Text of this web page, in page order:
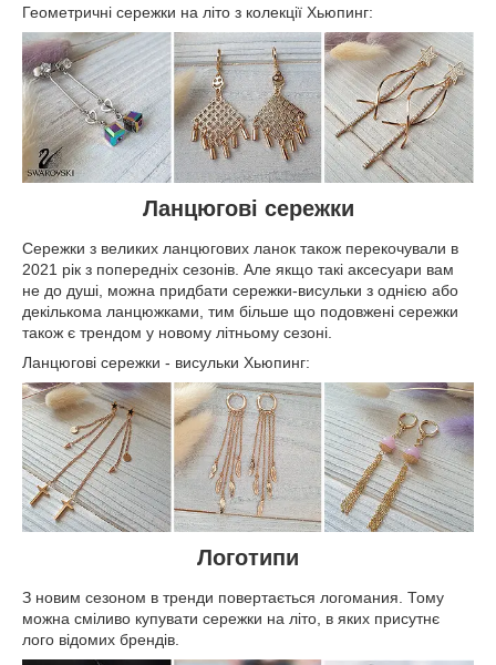
Геометричні сережки на літо з колекції Хьюпинг:
Ланцюгові сережки
Сережки з великих ланцюгових ланок також перекочували в
2021 рік з попередніх сезонів. Але якщо такі аксесуари вам
не до душі, можна придбати сережки-висульки з однією або
декількома ланцюжками, тим більше що подовжені сережки
також є трендом у новому літньому сезоні.
Ланцюгові сережки - висульки Хьюпинг:
Логотипи
З новим сезоном в тренди повертається логомания. Тому
можна сміливо купувати сережки на літо, в яких присутнє
лого відомих брендів.